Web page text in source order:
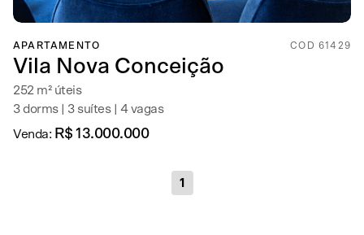
APARTAMENTO COD 61429
Vila Nova Conceição
252 m² úteis
3 dorms | 3 suítes | 4 vagas
Venda: R$ 13.000.000
1